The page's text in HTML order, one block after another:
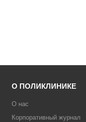
О ПОЛИКЛИНИКЕ
О нас
Корпоративный журнал